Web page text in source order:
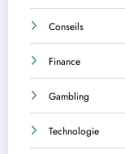
Conseils
Finance
Gambling
Technologie